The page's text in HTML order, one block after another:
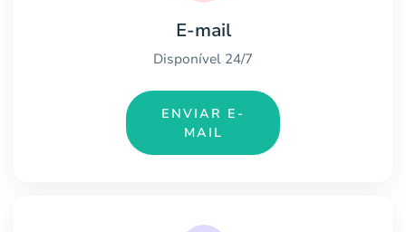
E-mail
Disponível 24/7
ENVIAR E-
MAIL